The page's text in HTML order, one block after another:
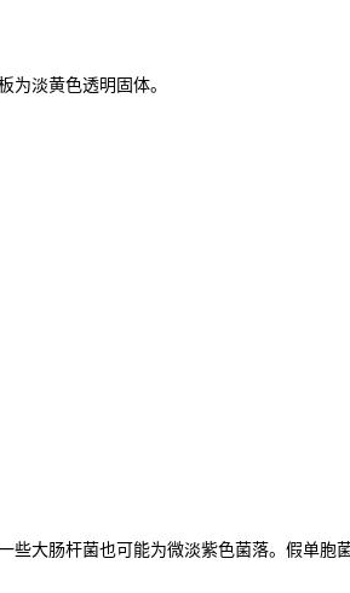
为淡黄色透明固体。
大肠杆菌也可能为微淡紫色菌落。假单